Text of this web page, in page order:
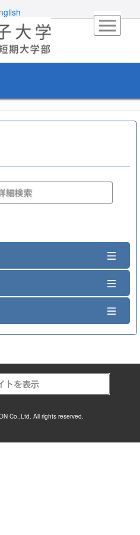
Co.,Ltd. All rights reserved.